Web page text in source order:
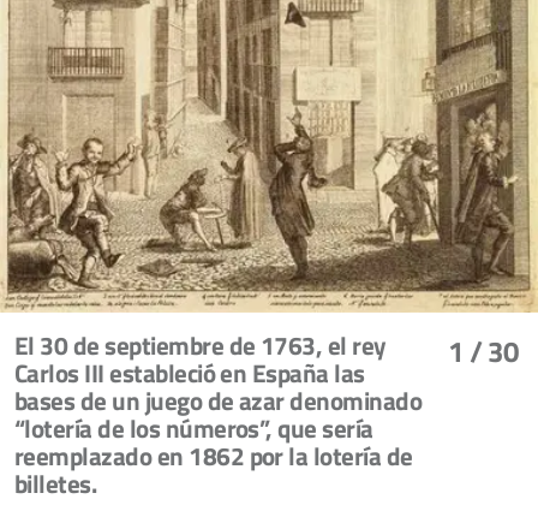
1 / 30
El 30 de septiembre de 1763, el rey
Carlos III estableció en España las
bases de un juego de azar denominado
“lotería de los números”, que sería
reemplazado en 1862 por la lotería de
billetes.